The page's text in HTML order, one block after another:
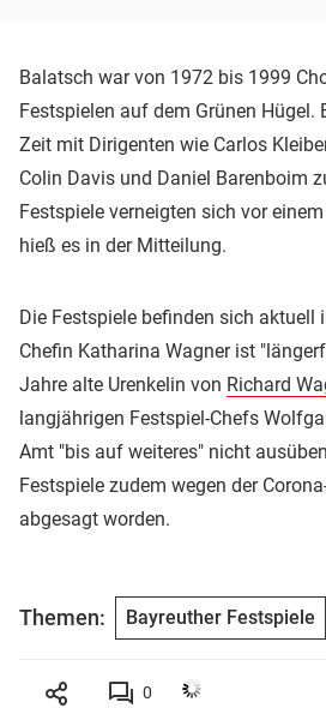
Balatsch war von 1972 bis 1999
Festspielen auf dem Grünen Hügel.
Zeit mit Dirigenten wie Carlos
Colin Davis und Daniel Barenboim
Festspiele verneigten sich vor
hieß es in der Mitteilung.
Die Festspiele befinden sich aktuell
Chefin Katharina Wagner ist
Jahre alte Urenkelin von Richard
langjährigen Festspiel-Chefs
Amt "bis auf weiteres" nicht
Festspiele zudem wegen der
abgesagt worden.
Themen: Bayreuther Festspiele
0